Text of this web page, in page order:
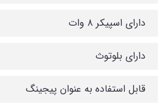
دارای اسپیکر ۸ وات
دارای بلوتوث
قابل استفاده به عنوان پیجینگ